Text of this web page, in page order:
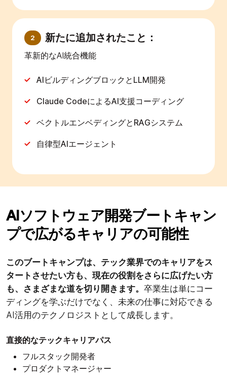
2
新たに追加されたこと：
革新的なAI統合機能
AIビルディングブロックとLLM開発
Claude CodeによるAI支援コーディング
ベクトルエンベディングとRAGシステム
自律型AIエージェント
AIソフトウェア開発ブートキャン
プで広がるキャリアの可能性
このブートキャンプは、テック業界でのキャリアをス
タートさせたい方も、現在の役割をさらに広げたい方
も、さまざまな道を切り開きます。 卒業生は単にコー
ディングを学ぶだけでなく、未来の仕事に対応できる
AI活用のテクノロジストとして成長します。
直接的なテックキャリアパス
フルスタック開発者
プロダクトマネージャー